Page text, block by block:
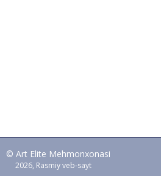
© Art Elite Mehmonxonasi
2026, Rasmiy veb-sayt